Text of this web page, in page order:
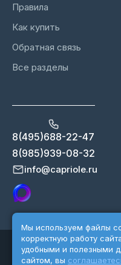
Правила
Как купить
Обратная связь
Все разделы
8(495)688-22-47
8(985)939-08-32
info@capriole.ru
Copyright
Разработка
Мы используем файлы
корректную работу
удобными и полезными
сайтом, вы